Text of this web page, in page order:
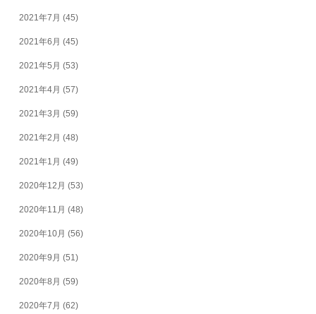
2021年7月 (45)
2021年6月 (45)
2021年5月 (53)
2021年4月 (57)
2021年3月 (59)
2021年2月 (48)
2021年1月 (49)
2020年12月 (53)
2020年11月 (48)
2020年10月 (56)
2020年9月 (51)
2020年8月 (59)
2020年7月 (62)